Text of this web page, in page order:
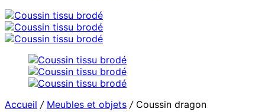
Accueil / Meubles et objets /Coussin dragon